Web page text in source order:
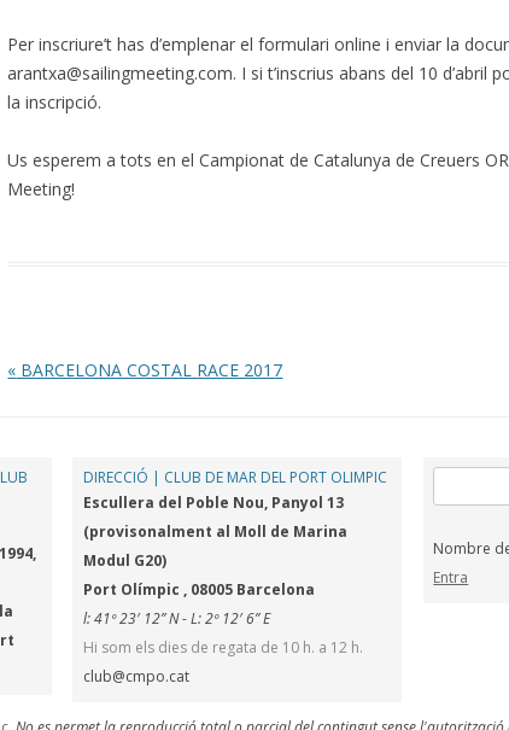
Per inscriure’t has d’emplenar el formulari online i enviar la
arantxa@sailingmeeting.com. I si t’inscrius abans del 10 d’abril
la inscripció.
Us esperem a tots en el Campionat de Catalunya de Creuers
Meeting!
Post navigation
« BARCELONA COSTAL RACE 2017
DIRECCIÓ | CLUB DE MAR DEL PORT OLIMPIC
Escullera del Poble Nou, Panyol 13
(provisonalment al Moll de Marina
Modul G20)
Port Olímpic , 08005 Barcelona
l: 41º 23′ 12” N - L: 2º 12′ 6” E
Hi som els dies de regata de 10 h. a 12 h.
club@cmpo.cat
Nombre
Entra